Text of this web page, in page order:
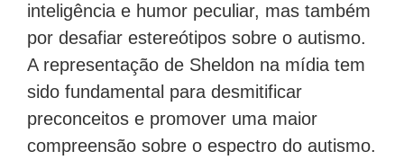
inteligência e humor peculiar, mas também
por desafiar estereótipos sobre o autismo.
A representação de Sheldon na mídia tem
sido fundamental para desmitificar
preconceitos e promover uma maior
compreensão sobre o espectro do autismo.